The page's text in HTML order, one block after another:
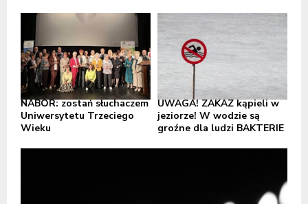
NABÓR: zostań słuchaczem
Uniwersytetu Trzeciego
Wieku
UWAGA! ZAKAZ kąpieli w
jeziorze! W wodzie są
groźne dla ludzi BAKTERIE